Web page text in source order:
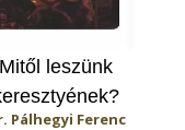
Mitől leszünk
Pálhegyi Ferenc